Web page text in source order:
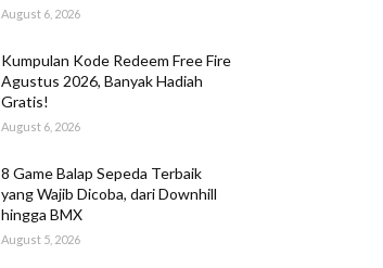
August 6, 2026
Kumpulan Kode Redeem Free Fire
Agustus 2026, Banyak Hadiah
Gratis!
August 6, 2026
8 Game Balap Sepeda Terbaik
yang Wajib Dicoba, dari Downhill
hingga BMX
August 5, 2026